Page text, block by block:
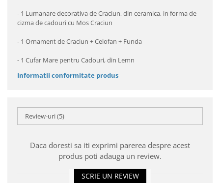
- 1 Lumanare decorativa de Craciun, din ceramica, in forma de
cizma de cadouri cu Mos Craciun
- 1 Ornament de Craciun + Celofan + Funda
- 1 Cufar Mare pentru Cadouri, din Lemn
Informatii conformitate produs
Review-uri(5)
Daca doresti sa iti exprimi parerea despre acest
produs poti adauga un review.
SCRIE UN REVIEW